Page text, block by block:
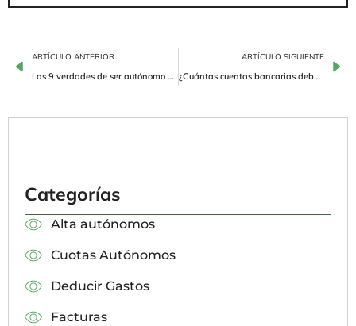
ARTÍCULO ANTERIOR
Las 9 verdades de ser autónomo que nadie te cuenta
ARTÍCULO SIGUIENTE
¿Cuántas cuentas bancarias debería tener siendo autónomo?
Categorías
Alta autónomos
Cuotas Autónomos
Deducir Gastos
Facturas